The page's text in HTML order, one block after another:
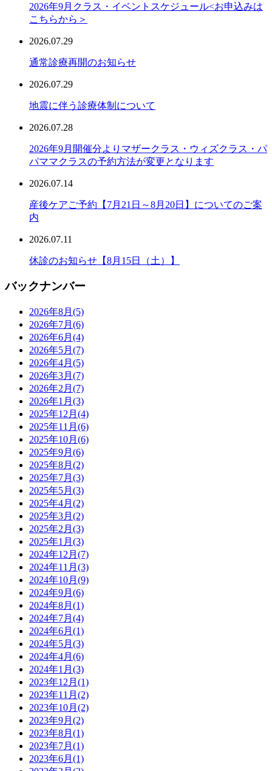
2026年9月クラス・イベントスケジュール<お申込みは
こちらから＞
2026.07.29
通常診療再開のお知らせ
2026.07.29
地震に伴う診療体制について
2026.07.28
2026年9月開催分よりマザークラス・ウィズクラス・パ
パママクラスの予約方法が変更となります
2026.07.14
産後ケアご予約【7月21日～8月20日】についてのご案
内
2026.07.11
休診のお知らせ【8月15日（土）】
バックナンバー
2026年8月 (5)
2026年7月 (6)
2026年6月 (4)
2026年5月 (7)
2026年4月 (5)
2026年3月 (7)
2026年2月 (7)
2026年1月 (3)
2025年12月 (4)
2025年11月 (6)
2025年10月 (6)
2025年9月 (6)
2025年8月 (2)
2025年7月 (3)
2025年5月 (3)
2025年4月 (2)
2025年3月 (2)
2025年2月 (3)
2025年1月 (3)
2024年12月 (7)
2024年11月 (3)
2024年10月 (9)
2024年9月 (6)
2024年8月 (1)
2024年7月 (4)
2024年6月 (1)
2024年5月 (3)
2024年4月 (6)
2024年1月 (3)
2023年12月 (1)
2023年11月 (2)
2023年10月 (2)
2023年9月 (2)
2023年8月 (1)
2023年7月 (1)
2023年6月 (1)